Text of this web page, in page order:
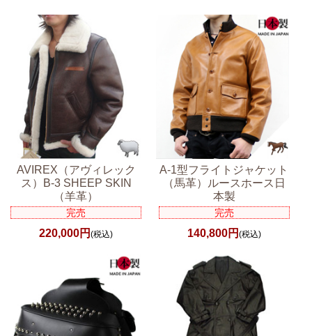
AVIREX（アヴィレック
ス）B-3 SHEEP SKIN
（羊革）
完売
220,000円(税込)
A-1型フライトジャケット
（馬革）ルースホース日
本製
完売
140,800円 (税込)